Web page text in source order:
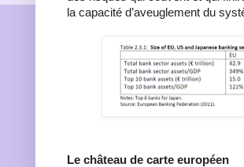
la capacité d’aveuglement du
Le château de carte européen